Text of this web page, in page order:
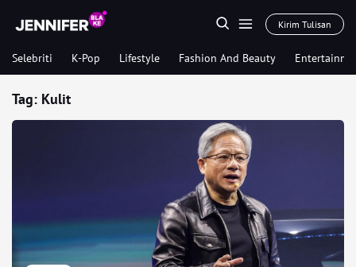
Kirim Tulisan
Selebriti K-Pop Lifestyle Fashion And Beauty
Tag: Kulit